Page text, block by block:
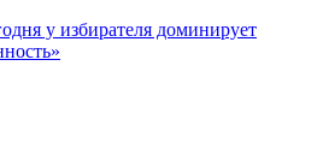
у избирателя доминирует